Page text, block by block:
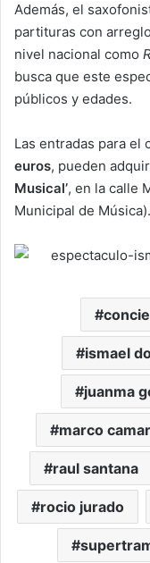
Además, el
partituras con
nivel nacional como
busca que este
públicos y edades.
Las entradas para
euros, pueden
Musical’, en la calle
Municipal de Música).
ismael
juanma
marco
raul santana
rocio jurado